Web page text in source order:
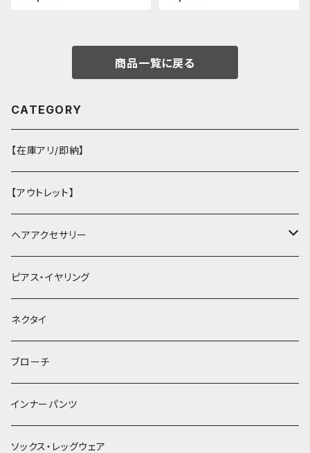
商品一覧に戻る
CATEGORY
【在庫アリ/即納】
【アウトレット】
ヘアアクセサリー
ヘアクリップ
ヘッドドレス・カチューシャ
ヘアゴム
簪
ピアス・イヤリング
ネクタイ
ブローチ
インナーパンツ
ソックス・レッグウェア